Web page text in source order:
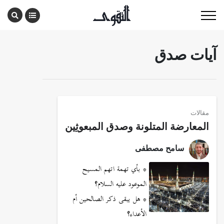
آيات صدق
مقالات
المعارضة المتلونة وصدق المبعوثِين
سامح مصطفى
* بأي تهمة اتهم المسيح
الموعود عليه السلام؟
* هل يبقى ذكر الصالحين أم
الأعداء؟